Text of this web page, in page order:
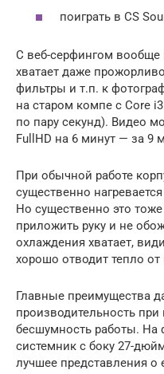
поиграть в CS
С веб-серфингом вообще
хватает даже
фильтры и т.п. к
на старом компе с Core
по пару секунд). Видео
FullHD на 6 минут — за 9
При обычной работе
существенно
Но существенно это
приложить руку и не
охлаждения хватает,
хорошо отводит тепло от
Главные преимущества
производительность
бесшумность работы.
системник с боку 27-
лучшее представления о